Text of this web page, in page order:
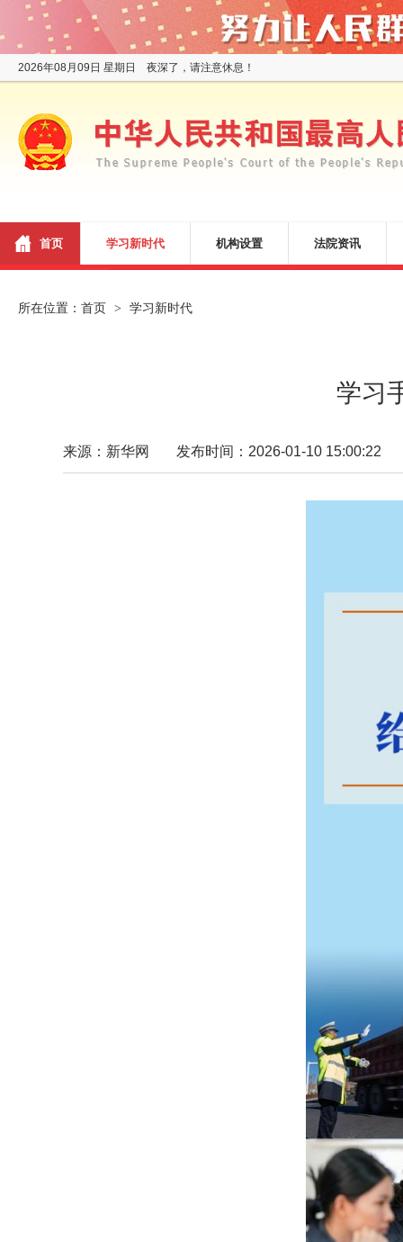
2026年08月09日 星期日 夜深了，请注意休息！
首页 学习新时代 机构设置 法院资讯
所在位置： 首页 > 学习新时代
学习
来源：新华网 发布时间：2026-01-10 15:00:22